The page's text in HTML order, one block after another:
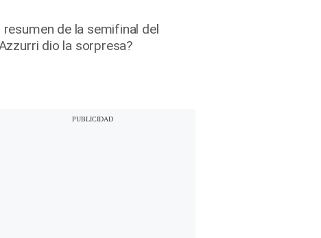
de la semifinal del
dio la sorpresa?